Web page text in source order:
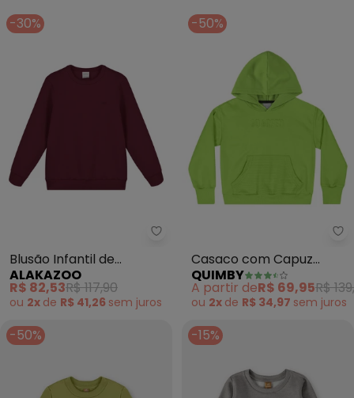
-30%
Alakazoo - Blusão Infantil de
Blusão Infantil de
Moletom Menino
(Vermelho)
ALAKAZOO
R$ 82,53R$ 117,90
ou 2x de R$ 41,26 sem juros
-50%
Casaco com Capuz
Infantil Unissex (Verde)
QUIMBY
A partir deR$ 69,95R$
ou 2x de R$ 34,97 sem juros
-50% -15%